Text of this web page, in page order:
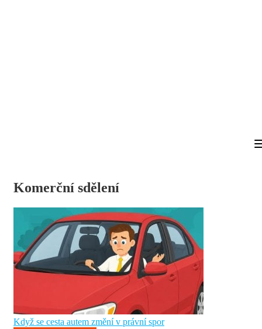
Komerční sdělení
Když se cesta autem změní v právní spor